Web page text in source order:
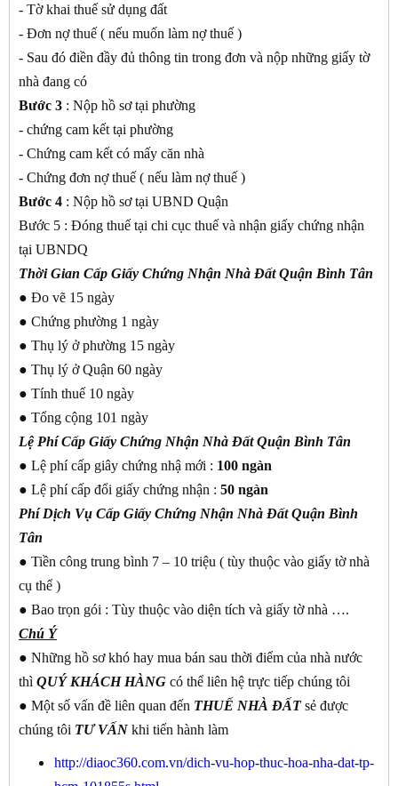
- Tờ khai thuế sử dụng đất
- Đơn nợ thuế ( nếu muốn làm nợ thuế )
- Sau đó điền đầy đủ thông tin trong đơn và nộp những giấy tờ
nhà đang có
Bước 3 : Nộp hồ sơ tại phường
- chứng cam kết tại phường
- Chứng cam kết có mấy căn nhà
- Chứng đơn nợ thuế ( nếu làm nợ thuế )
Bước 4 : Nộp hồ sơ tại UBND Quận
Bước 5 : Đóng thuế tại chi cục thuế và nhận giấy chứng nhận
tại UBNDQ
Thời Gian Cấp Giấy Chứng Nhận Nhà Đất Quận Bình Tân
● Đo vẽ 15 ngày
● Chứng phường 1 ngày
● Thụ lý ở phường 15 ngày
● Thụ lý ở Quận 60 ngày
● Tính thuế 10 ngày
● Tổng cộng 101 ngày
Lệ Phí Cấp Giấy Chứng Nhận Nhà Đất Quận Bình Tân
● Lệ phí cấp giây chứng nhậ mới : 100 ngàn
● Lệ phí cấp đổi giấy chứng nhận : 50 ngàn
Phí Dịch Vụ Cấp Giấy Chứng Nhận Nhà Đất Quận Bình
Tân
● Tiền công trung bình 7 – 10 triệu ( tùy thuộc vào giấy tờ nhà
cụ thể )
● Bao trọn gói : Tùy thuộc vào diện tích và giấy tờ nhà ….
Chú Ý
● Những hồ sơ khó hay mua bán sau thời điểm của nhà nước
thì QUÝ KHÁCH HÀNG có thể liên hệ trực tiếp chúng tôi
● Một số vấn đề liên quan đến THUẾ NHÀ ĐẤTsẻ được
chúng tôi TƯ VẤN khi tiến hành làm
http://diaoc360.com.vn/dich-vu-hop-thuc-hoa-nha-dat-tp-